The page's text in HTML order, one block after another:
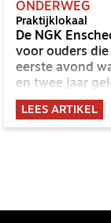
ONDERWEG
Praktijklokaal
De NGK
voor ouders
eerste avond
en twee jaar
in het vervolg
voor
geleden. Op
LEES ARTIKEL